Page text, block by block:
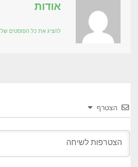
אודות
להציג את כל הפוסטים של
הצטרף